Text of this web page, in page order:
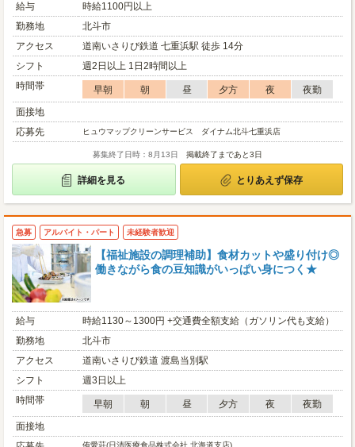
給与
時給1100円以上
勤務地
北斗市
アクセス
道南いさりび鉄道 七重浜駅 徒歩 14分
シフト
週2日以上 1日2時間以上
時間帯
早朝 朝 昼 夕方 夜
夜勤
面接地
応募先
ヒュウマップクリーンサービス ダイナム北斗七重浜店
募集終了日時：8月13日 掲載終了まであと3日
詳細を見る とりあえず保存
急募 アルバイト・パート 未経験者歓迎
【福祉施設の調理補助】食材カットや盛り付け◎
働きながら食の豆知識がいっぱい身につく★
給与
時給1130～1300円 +交通費全額支給（ガソリン代も支給）
勤務地
北斗市
アクセス
道南いさりび鉄道 渡島当別駅
シフト
週3日以上
時間帯
早朝 朝 昼 夕方 夜
夜勤
面接地
侑愛荘(日清医療食品株式会社 北海道支店)